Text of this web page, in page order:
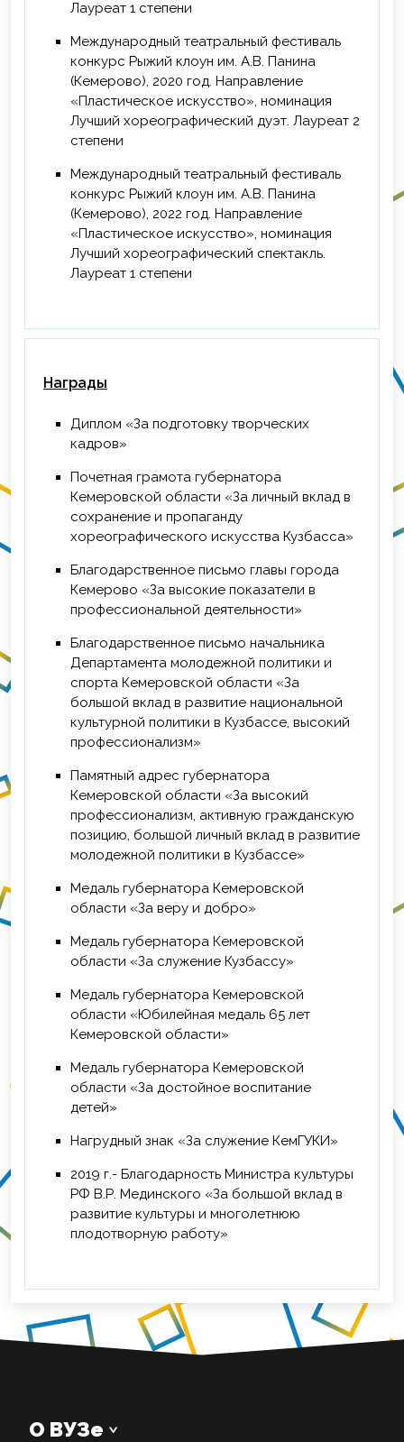
Лауреат 1 степени
Международный театральный фестиваль
конкурс Рыжий клоун им. А.В. Панина
(Кемерово), 2020 год. Направление
«Пластическое искусство», номинация
Лучший хореографический дуэт. Лауреат 2
степени
Международный театральный фестиваль
конкурс Рыжий клоун им. А.В. Панина
(Кемерово), 2022 год. Направление
«Пластическое искусство», номинация
Лучший хореографический спектакль.
Лауреат 1 степени
Награды
Диплом «За подготовку творческих
кадров»
Почетная грамота губернатора
Кемеровской области «За личный вклад в
сохранение и пропаганду
хореографического искусства Кузбасса»
Благодарственное письмо главы города
Кемерово «За высокие показатели в
профессиональной деятельности»
Благодарственное письмо начальника
Департамента молодежной политики и
спорта Кемеровской области «За
большой вклад в развитие национальной
культурной политики в Кузбассе, высокий
профессионализм»
Памятный адрес губернатора
Кемеровской области «За высокий
профессионализм, активную гражданскую
позицию, большой личный вклад в развитие
молодежной политики в Кузбассе»
Медаль губернатора Кемеровской
области «За веру и добро»
Медаль губернатора Кемеровской
области «За служение Кузбассу»
Медаль губернатора Кемеровской
области «Юбилейная медаль 65 лет
Кемеровской области»
Медаль губернатора Кемеровской
области «За достойное воспитание
детей»
Нагрудный знак «За служение КемГУКИ»
2019 г.- Благодарность Министра культуры
РФ В.Р. Мединского «За большой вклад в
развитие культуры и многолетнюю
плодотворную работу»
О ВУЗе